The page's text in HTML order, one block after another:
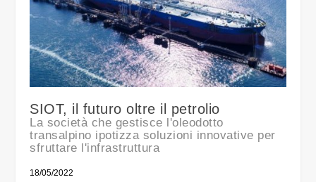
SIOT, il futuro oltre il petrolio
La società che gestisce l'oleodotto
transalpino ipotizza soluzioni innovative per
sfruttare l'infrastruttura
18/05/2022